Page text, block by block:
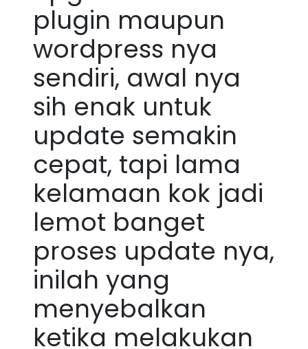
plugin maupun
wordpress nya
sendiri, awal nya
sih enak untuk
update semakin
cepat, tapi lama
kelamaan kok jadi
lemot banget
proses update nya,
inilah yang
menyebalkan
ketika melakukan